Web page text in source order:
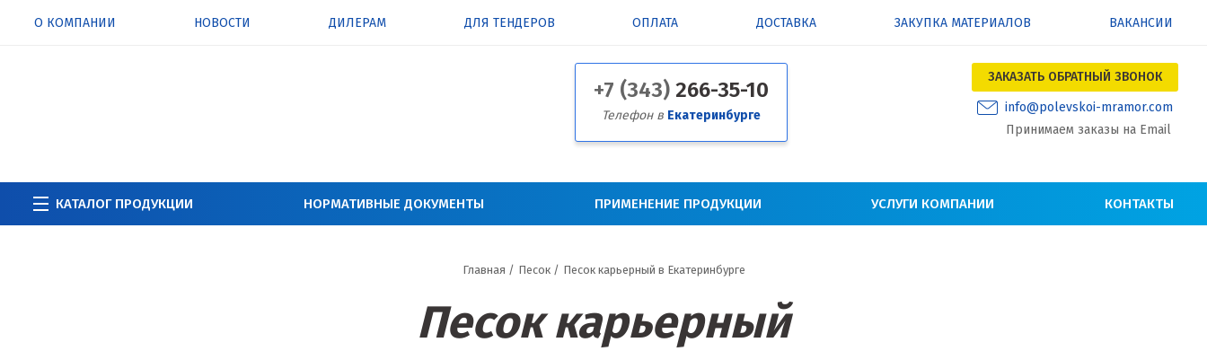
О КОМПАНИИ НОВОСТИ ДИЛЕРАМ ДЛЯ ТЕНДЕРОВ ОПЛАТА ДОСТАВКА ЗАКУПКА МАТЕРИАЛОВ ВАКАНСИИ
+7 (343) 266-35-10
Телефон в Екатеринбурге
ЗАКАЗАТЬ ОБРАТНЫЙ ЗВОНОК
info@polevskoi-mramor.com
Принимаем заказы на Email
КАТАЛОГ ПРОДУКЦИИ НОРМАТИВНЫЕ ДОКУМЕНТЫ ПРИМЕНЕНИЕ ПРОДУКЦИИ УСЛУГИ КОМПАНИИ КОНТАКТЫ
Главная / Песок / Песок карьерный в Екатеринбурге
Песок карьерный